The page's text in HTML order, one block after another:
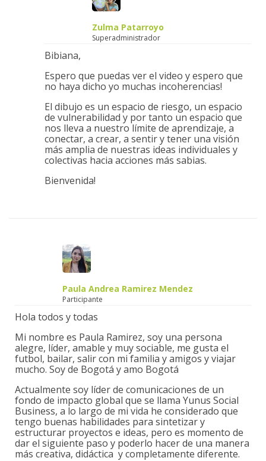
Zulma Patarroyo
Superadministrador
Bibiana,
Espero que puedas ver el video y espero que
no haya dicho yo muchas incoherencias!
El dibujo es un espacio de riesgo, un espacio
de vulnerabilidad y por tanto un espacio que
nos lleva a nuestro límite de aprendizaje, a
conectar, a crear, a sentir y tener una visión
más amplia de nuestras ideas individuales y
colectivas hacia acciones más sabias.
Bienvenida!
Paula Andrea Ramirez Mendez
Participante
Hola todos y todas
Mi nombre es Paula Ramirez, soy una persona
alegre, líder, amable y muy sociable, me gusta el
futbol, bailar, salir con mi familia y amigos y viajar
mucho. Soy de Bogotá y amo Bogotá
Actualmente soy líder de comunicaciones de un
fondo de impacto global que se llama Yunus Social
Business, a lo largo de mi vida he considerado que
tengo buenas habilidades para sintetizar y
estructurar proyectos e ideas, pero es momento de
dar el siguiente paso y poderlo hacer de una manera
más creativa, didáctica y completamente diferente.